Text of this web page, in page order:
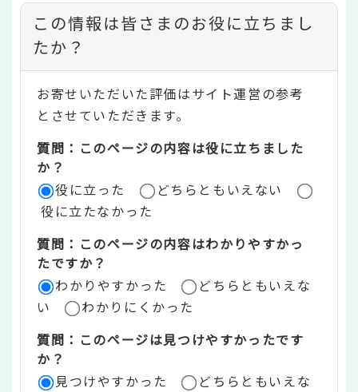
コ
ン
テ
ン
ツ
評
価
リ
ア
この情報は皆さまのお役に立ちまし
たか？
お寄せいただいた評価はサイト運営の参考
とさせていただきます。
質問：このページの内容は役に立ちました
か？
役に立った
どちらともいえない
役に立たなかった
質問：このページの内容はわかりやすかっ
たですか？
わかりやすかった
どちらともいえな
い
わかりにくかった
質問：このページは見つけやすかったです
か？
見つけやすかった
どちらともいえな